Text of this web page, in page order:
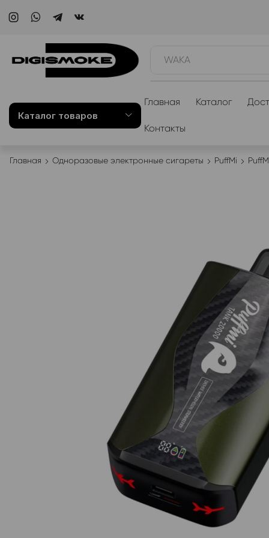
WAKA
Каталог товаров
Главная Каталог
Контакты
Главная Одноразовые электронные сигареты PuffMi